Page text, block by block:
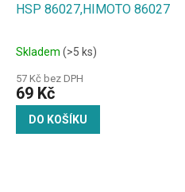
HSP 86027,HIMOTO 86027
Skladem (>5 ks)
57 Kč bez DPH
69 Kč
DO KOŠÍKU